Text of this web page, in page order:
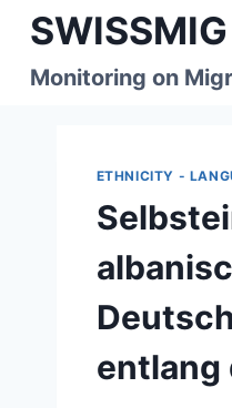
Skip
content
SWISSMIG
Monitoring on
ETHNICITY -
entlang